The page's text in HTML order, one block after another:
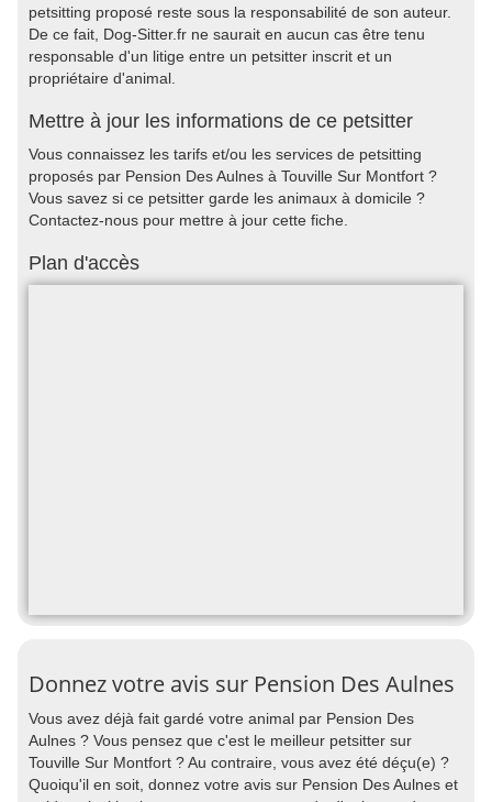
petsitting proposé reste sous la responsabilité de son auteur.
De ce fait, Dog-Sitter.fr ne saurait en aucun cas être tenu
responsable d'un litige entre un petsitter inscrit et un
propriétaire d'animal.
Mettre à jour les informations de ce petsitter
Vous connaissez les tarifs et/ou les services de petsitting
proposés par Pension Des Aulnes à Touville Sur Montfort ?
Vous savez si ce petsitter garde les animaux à domicile ?
Contactez-nous pour mettre à jour cette fiche.
Plan d'accès
Donnez votre avis sur Pension Des Aulnes
Vous avez déjà fait gardé votre animal par Pension Des
Aulnes ? Vous pensez que c'est le meilleur petsitter sur
Touville Sur Montfort ? Au contraire, vous avez été déçu(e) ?
Quoiqu'il en soit, donnez votre avis sur Pension Des Aulnes et